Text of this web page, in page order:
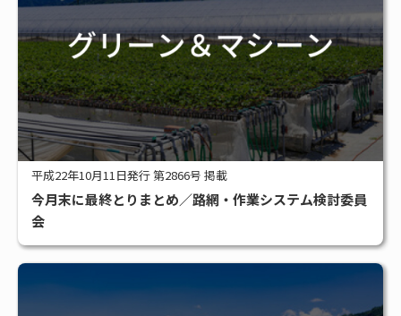
平成22年10月11日発行 第2866号 掲載
今月末に最終とりまとめ／路網・作業システム検討委員
会